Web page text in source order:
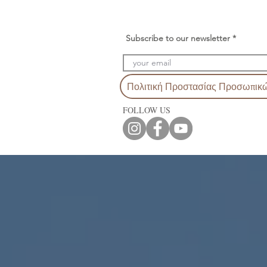
Subscribe to our newsletter
Πολιτική Προστασίας
FOLLOW US